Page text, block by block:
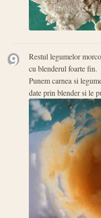
9
Restul legumelor
cu blenderul foarte fin.
Punem carnea si
date prin blender si le